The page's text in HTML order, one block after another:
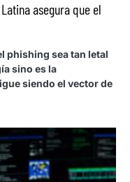
asegura que el
phishing sea tan letal
sino es la
siendo el vector de